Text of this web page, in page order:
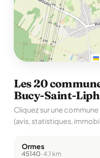
Les 20
Bucy-Saint-
Cliquez sur une
(avis, statistiques,
Ormes
45140· 4,1 km